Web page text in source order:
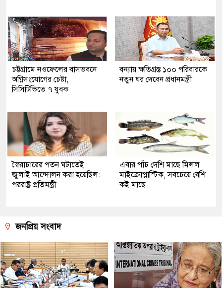
চট্টগ্রামে নওফেলের বাসভবনে
অগ্নিসংযোগের চেষ্টা,
সিসিটিভিতে ৭ যুবক
বন্যায় ক্ষতিগ্রস্ত ১০০ পরিবারকে
নতুন ঘর দেবেন প্রধানমন্ত্রী
স্বৈরাচারের পতন ঘটাতেই
জুলাই আন্দোলন করা হয়েছিল:
পররাষ্ট্র প্রতিমন্ত্রী
এবার পাঁচ দেশি মাছে মিলল
মাইক্রোপ্লাস্টিক, সবচেয়ে বেশি
কই মাছে
জনপ্রিয় সংবাদ